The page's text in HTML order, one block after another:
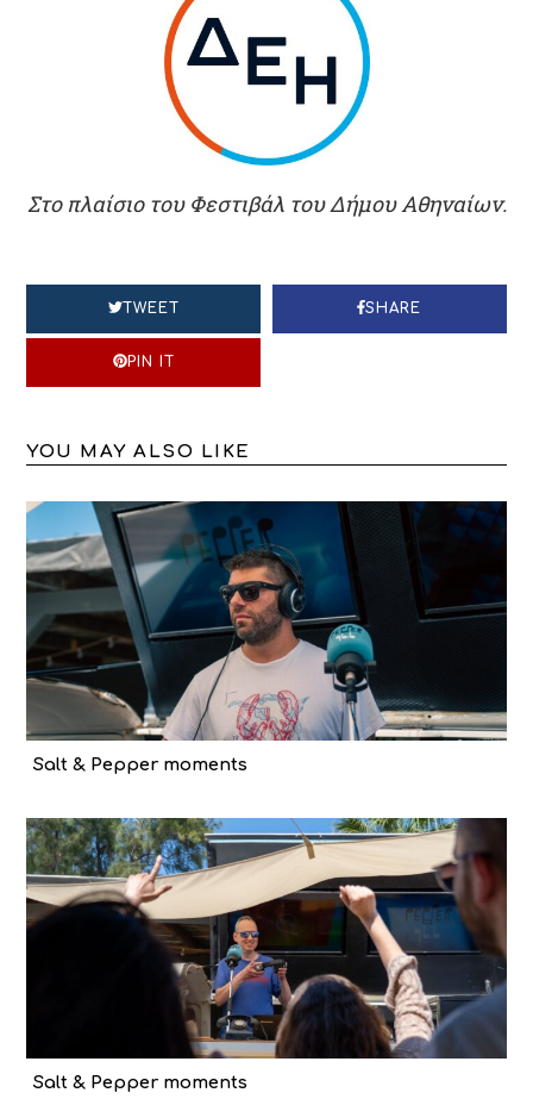
Στο πλαίσιο του Φεστιβάλ του Δήμου Αθηναίων.
TWEET SHARE
PIN IT
YOU MAY ALSO LIKE
Salt & Pepper moments
Salt & Pepper moments